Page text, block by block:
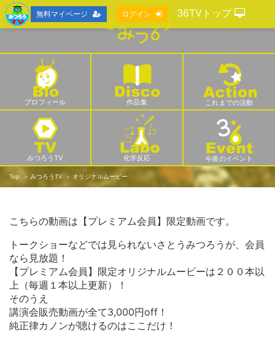
プロフィール 作品集 これまでの活動
みつろうTV 化学反応 今後のイベント
Top みつろうTV オリジナルムービー
こちらの動画は【プレミアム会員】限定動画です。
トークショーなどでは見られないさとうみつろうが、会員
なら見放題！
【プレミアム会員】限定オリジナルムービーは２００本以
上（毎週１本以上更新）！
そのうえ
講演会販売動画が全て3,000円off！
純正律カノンが聴けるのはここだけ！
無料マイページ ログイン 36TVトップ